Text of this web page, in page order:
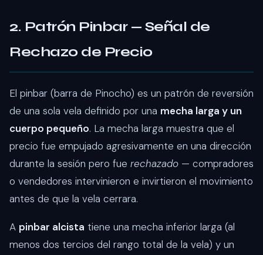
2. Patrón Pinbar — Señal de
Rechazo de Precio
El pinbar (barra de Pinocho) es un patrón de reversión
de una sola vela definido por una mecha larga y un
cuerpo pequeño. La mecha larga muestra que el
precio fue empujado agresivamente en una dirección
durante la sesión pero fue rechazado — compradores
o vendedores intervinieron e invirtieron el movimiento
antes de que la vela cerrara.
A pinbar alcista tiene una mecha inferior larga (al
menos dos tercios del rango total de la vela) y un